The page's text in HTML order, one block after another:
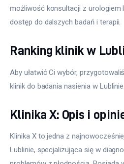
możliwość konsultacji z urologiem
dostęp do dalszych badań i terapii.
Ranking klinik w
Aby ułatwić Ci wybór,
klinik do badania nasienia w
Klinika X: Opis i
Klinika X to jedna z
Lublinie, specjalizująca się w